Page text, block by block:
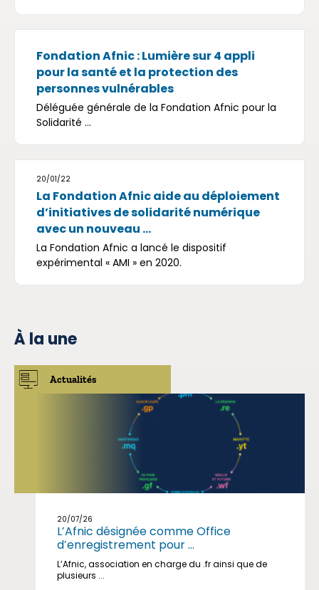
Fondation Afnic : Lumière sur 4 appli
pour la santé et la protection des
personnes vulnérables
Déléguée générale de la Fondation Afnic pour la
Solidarité ...
20/01/22
La Fondation Afnic aide au déploiement
d’initiatives de solidarité numérique
avec un nouveau ...
La Fondation Afnic a lancé le dispositif
expérimental « AMI » en 2020.
À la une
Actualités
20/07/26
L’Afnic désignée comme Office
d’enregistrement pour ...
L’Afnic, association en charge du .fr ainsi que de
plusieurs ...